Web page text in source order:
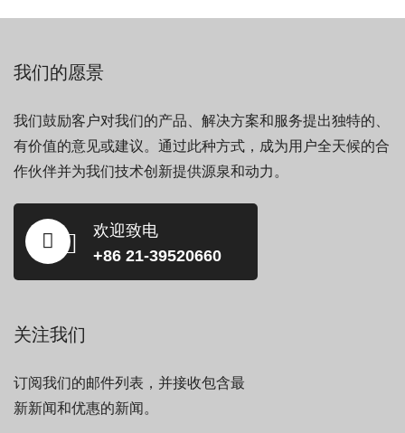
我们的愿景
我们鼓励客户对我们的产品、解决方案和服务提出独特的、
有价值的意见或建议。通过此种方式，成为用户全天候的合
作伙伴并为我们技术创新提供源泉和动力。
欢迎致电
+86 21-39520660
关注我们
订阅我们的邮件列表，并接收包含最
新新闻和优惠的新闻。